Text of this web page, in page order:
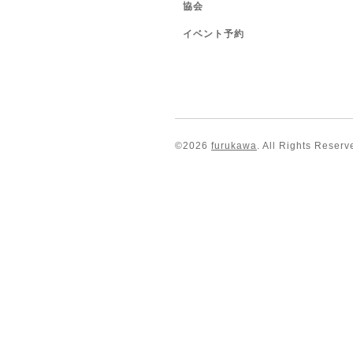
協会
イベント予約
©2026 furukawa. All Rights